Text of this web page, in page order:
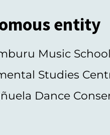
entity
Music School
Studies
Dance